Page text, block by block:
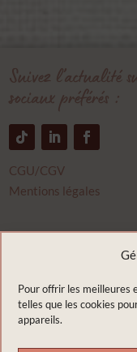
Pour offrir les meilleures
telles que les cookies
appareils.
Suivez l’actualité
sociaux préférés :
CGU/CGV
Mentions légales
Crescendo
03400 Saint
France
Appelez moi :